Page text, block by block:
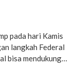
pada hari Kamis
langkah Federal
bisa mendukung…